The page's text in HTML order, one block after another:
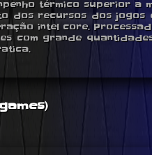
térmico superior a
dos recursos dos jogos
intel core.
com grande